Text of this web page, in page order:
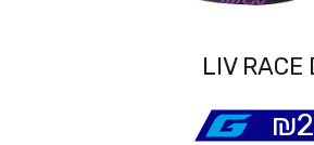
₪